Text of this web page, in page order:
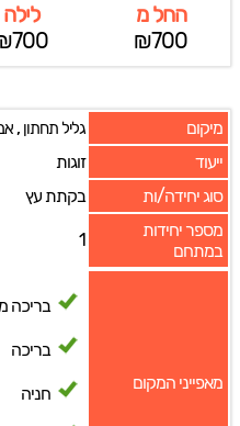
החל מ
₪700
לילה
מיקום גליל תחתון,
ייעוד
זוגות
סוג יחידה/ות
בקתת עץ
מספר יחידות
במתחם
1
מאפייני המקום
בריכה
בריכה
חניה